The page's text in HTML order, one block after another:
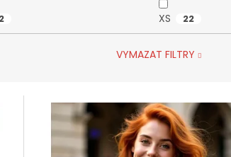
XS 22
VYMAZAT FILTRY